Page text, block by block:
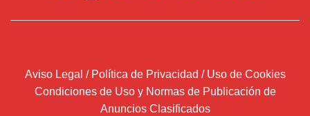
Aviso Legal / Política de Privacidad / Uso de Cookies
Condiciones de Uso y Normas de Publicación de
Anuncios Clasificados